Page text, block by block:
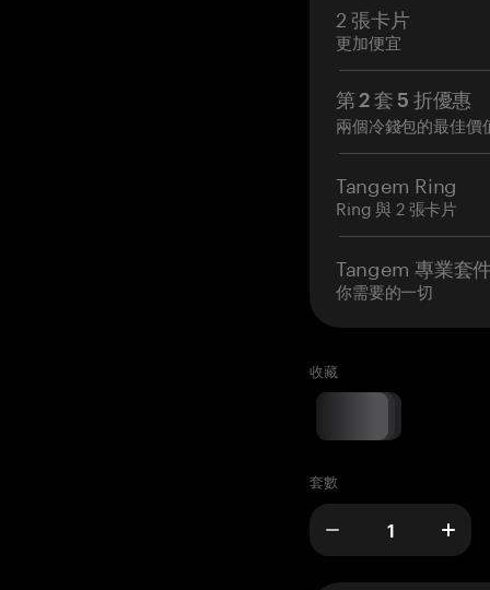
2 張卡片
更加便宜
第 2 套 5 折優惠
兩個冷錢包的最佳價
Tangem Ring
Ring 與 2 張卡片
Tangem 專業套
你需要的一切
收藏
套數